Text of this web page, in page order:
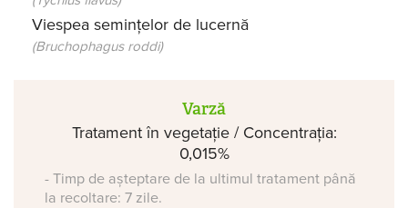
Viespea semințelor de lucernă
(Bruchophagus roddi)
Varză
Tratament în vegetație / Concentrația:
0,015%
- Timp de așteptare de la ultimul tratament până
la recoltare: 7 zile.